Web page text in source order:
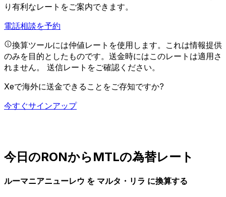
り有利なレートをご案内できます。
電話相談を予約
換算ツールには仲値レートを使用します。これは情報提供
のみを目的としたものです。送金時にはこのレートは適用さ
れません。 送信レートをご確認ください。
Xeで海外に送金できることをご存知ですか?
今すぐサインアップ
今日のRONからMTLの為替レート
ルーマニアニューレウ を マルタ・リラ に換算する